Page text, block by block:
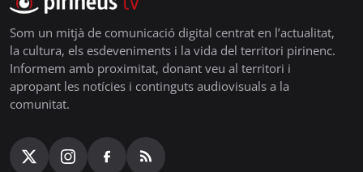
Som un mitjà de comunicació digital centrat en l’actualitat,
la cultura, els esdeveniments i la vida del territori pirinenc.
Informem amb proximitat, donant veu al territori i
apropant les notícies i continguts audiovisuals a la
comunitat.